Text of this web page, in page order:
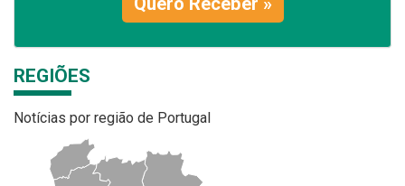
REGIÕES
Notícias por região de Portugal